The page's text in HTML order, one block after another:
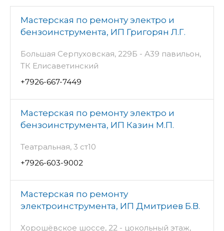
Мастерская по ремонту электро и
бензоинструмента, ИП Григорян Л.Г.
Большая Серпуховская, 229Б - А39 павильон,
ТК Елисаветинский
+7926-667-7449
Мастерская по ремонту электро и
бензоинструмента, ИП Казин М.П.
Театральная, 3 ст10
+7926-603-9002
Мастерская по ремонту
электроинструмента, ИП Дмитриев Б.В.
Хорошёвское шоссе, 22 - цокольный этаж,